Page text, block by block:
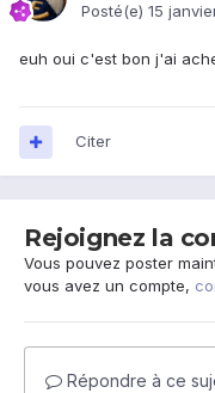
Posté(e) 15
euh oui c'est bon j'ai
Citer
Rejoignez la
Vous pouvez poster
vous avez un compte,
Répondre à ce